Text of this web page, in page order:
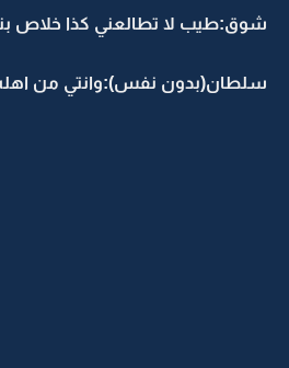
شوق:طيب لا تطالعني كذا خلاص
سلطان(بدون نفس):وانتي من